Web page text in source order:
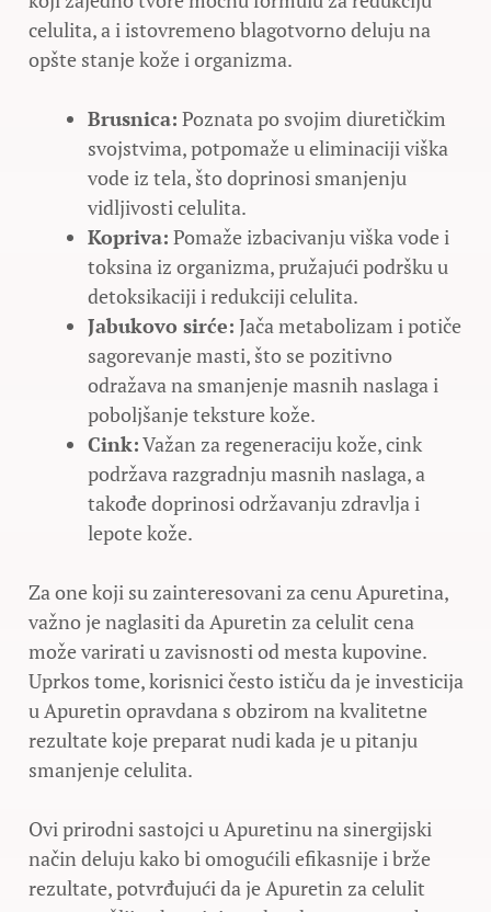
celulita, a i istovremeno blagotvorno deluju na
opšte stanje kože i organizma.
Brusnica: Poznata po svojim diuretičkim
svojstvima, potpomaže u eliminaciji viška
vode iz tela, što doprinosi smanjenju
vidljivosti celulita.
Kopriva: Pomaže izbacivanju viška vode i
toksina iz organizma, pružajući podršku u
detoksikaciji i redukciji celulita.
Jabukovo sirće: Jača metabolizam i potiče
sagorevanje masti, što se pozitivno
odražava na smanjenje masnih naslaga i
poboljšanje teksture kože.
Cink:Važan za regeneraciju kože, cink
podržava razgradnju masnih naslaga, a
takođe doprinosi održavanju zdravlja i
lepote kože.
Za one koji su zainteresovani za cenu Apuretina,
važno je naglasiti da Apuretin za celulit cena
može varirati u zavisnosti od mesta kupovine.
Uprkos tome, korisnici često ističu da je investicija
u Apuretin opravdana s obzirom na kvalitetne
rezultate koje preparat nudi kada je u pitanju
smanjenje celulita.
Ovi prirodni sastojci u Apuretinu na sinergijski
način deluju kako bi omogućili efikasnije i brže
rezultate, potvrđujući da je Apuretin za celulit